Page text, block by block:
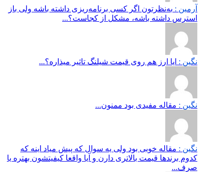
آرمین : به‌نظرتون اگر کسی برنامه‌ریزی داشته باشه ولی باز
استرس داشته باشه، مشکل از کجاست؟...
نگین : ایا ارز هم روی قیمت شیلنگ تاثیر میذاره؟...
نگین : مقاله مفیدی بود ممنون...
نگین : مقاله خوبی بود ولی یه سوال که پیش میاد اینه که
کدوم برندها قیمت بالاتری دارن و آیا واقعا کیفیتشون بهتره یا
صرف...